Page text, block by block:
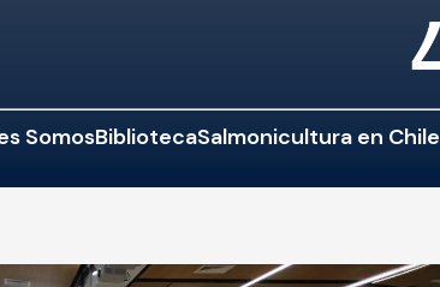
SomosBibliotecaSalmonicultura en Chile